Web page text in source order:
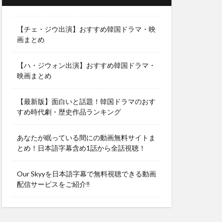
【チェ・ジウ出演】おすすめ韓国ドラマ・映
画まとめ
【ハ・ジウォン出演】おすすめ韓国ドラマ・
映画まとめ
【最新版】面白いと話題！韓国ドラマのおす
すめ時代劇・歴史作品ランキング
あなたが眠っている間にの動画無料サイトま
とめ！日本語字幕含め1話から全話視聴！
Our Skyyを日本語字幕で無料視聴できる動画
配信サービスをご紹介‼